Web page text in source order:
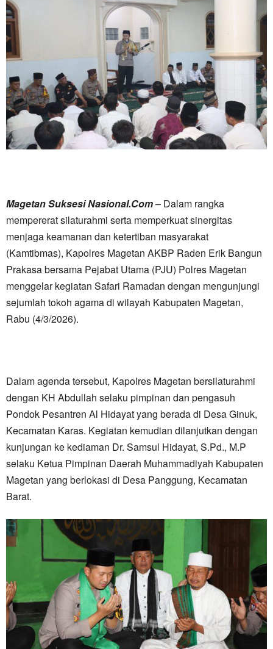
Magetan Suksesi Nasional.Com– Dalam rangka
mempererat silaturahmi serta memperkuat sinergitas
menjaga keamanan dan ketertiban masyarakat
(Kamtibmas), Kapolres Magetan AKBP Raden Erik Bangun
Prakasa bersama Pejabat Utama (PJU) Polres Magetan
menggelar kegiatan Safari Ramadan dengan mengunjungi
sejumlah tokoh agama di wilayah Kabupaten Magetan,
Rabu (4/3/2026).
Dalam agenda tersebut, Kapolres Magetan bersilaturahmi
dengan KH Abdullah selaku pimpinan dan pengasuh
Pondok Pesantren Al Hidayat yang berada di Desa Ginuk,
Kecamatan Karas. Kegiatan kemudian dilanjutkan dengan
kunjungan ke kediaman Dr. Samsul Hidayat, S.Pd., M.P
selaku Ketua Pimpinan Daerah Muhammadiyah Kabupaten
Magetan yang berlokasi di Desa Panggung, Kecamatan
Barat.